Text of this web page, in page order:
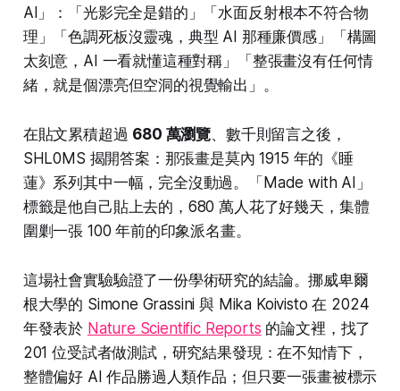
AI」：「光影完全是錯的」「水面反射根本不符合物
理」「色調死板沒靈魂，典型 AI 那種廉價感」「構圖
太刻意，AI 一看就懂這種對稱」「整張畫沒有任何情
緒，就是個漂亮但空洞的視覺輸出」。
在貼文累積超過 680 萬瀏覽、數千則留言之後，
SHL0MS 揭開答案：那張畫是莫內 1915 年的《睡
蓮》系列其中一幅，完全沒動過。「Made with AI」
標籤是他自己貼上去的，680 萬人花了好幾天，集體
圍剿一張 100 年前的印象派名畫。
這場社會實驗驗證了一份學術研究的結論。挪威卑爾
根大學的 Simone Grassini 與 Mika Koivisto 在 2024
年發表於 Nature Scientific Reports 的論文裡，找了
201 位受試者做測試，研究結果發現：在不知情下，
整體偏好 AI 作品勝過人類作品；但只要一張畫被標示